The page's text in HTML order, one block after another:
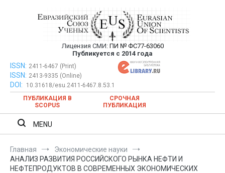
Евразийский Союз Ученых —
публикация научных статей в
ежемесячном научном журнале
Лицензия СМИ: ПИ № ФС77-63060
Публикуется с 2014 года
Евразийский Союз Ученых — публикация научных статей в
ежемесячном научном журнале
ISSN: 2411-6467 (Print)
ISSN: 2413-9335 (Online)
DOI:
10.31618/esu.2411-6467.8.53.1
ПУБЛИКАЦИЯ В
SCOPUS
СРОЧНАЯ
ПУБЛИКАЦИЯ
MENU
Главная
Экономические науки
АНАЛИЗ РАЗВИТИЯ РОССИЙСКОГО РЫНКА НЕФТИ И
НЕФТЕПРОДУКТОВ В СОВРЕМЕННЫХ ЭКОНОМИЧЕСКИХ